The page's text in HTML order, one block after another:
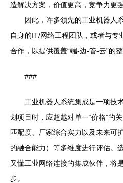
造解决方案，价值更高，竞争力更强
因此，许多领先的工业机器人
自身的IT/网络工程团队，或者与专
合作，以提供覆盖“端-边-管-云”的整
###
工业机器人系统集成是一项技
划项目时，应超越对单一“价格”的
匹配度、厂家综合实力以及未来可
的融合能力）等多维度进行评估。
又懂工业网络连接的集成伙伴，将
步。